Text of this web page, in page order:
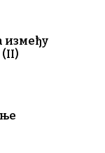
између